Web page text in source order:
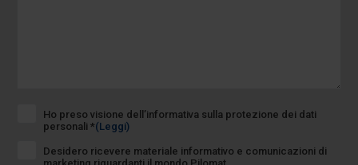
Ho preso visione dell’informativa sulla protezione dei dati
personali *(Leggi)
Desidero ricevere materiale informativo e comunicazioni di